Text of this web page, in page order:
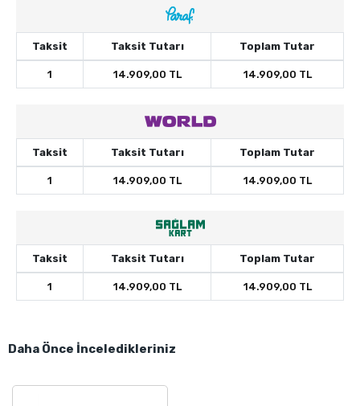
Taksit Taksit Tutarı Toplam Tutar
1 14.909,00 TL 14.909,00 TL
Taksit Taksit Tutarı Toplam Tutar
1 14.909,00 TL 14.909,00 TL
Taksit Taksit Tutarı Toplam Tutar
1 14.909,00 TL 14.909,00 TL
Daha Önce İnceledikleriniz